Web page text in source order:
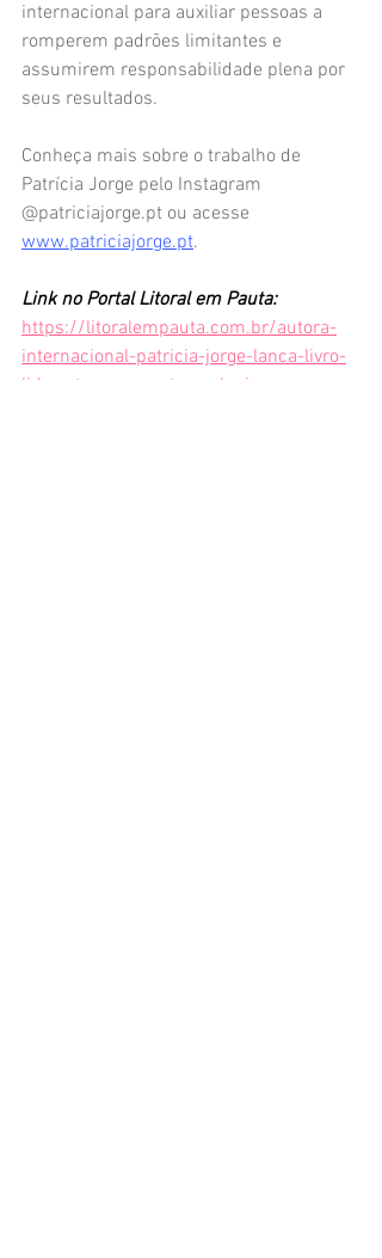
internacional para auxiliar pessoas a
romperem padrões limitantes e
assumirem responsabilidade plena por
seus resultados.
Conheça mais sobre o trabalho de
Patrícia Jorge pelo Instagram
@patriciajorge.pt ou acesse
www.patriciajorge.pt.
Link no Portal Litoral em Pauta:
https://litoralempauta.com.br/autora-
internacional-patricia-jorge-lanca-livro-
lidera-te-em-evento-exclusivo-em-